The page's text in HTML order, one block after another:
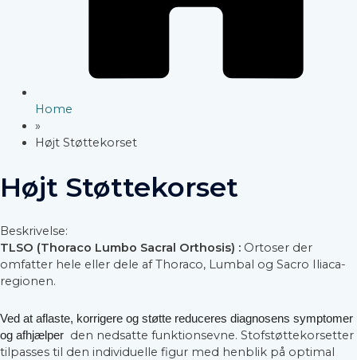
Home
»
Højt Støttekorset
Højt Støttekorset
Beskrivelse:
TLSO (Thoraco Lumbo Sacral Orthosis) : Ortoser der
omfatter hele eller dele af Thoraco, Lumbal og Sacro Iliaca-
regionen.
Ved at aflaste, korrigere og støtte reduceres diagnosens symptomer
og afhjælper den nedsatte funktionsevne. Stofstøttekorsetter
tilpasses til den individuelle figur med henblik på optimal